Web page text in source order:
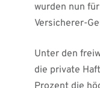
wurden nun
Versicherer-
Unter den
die private